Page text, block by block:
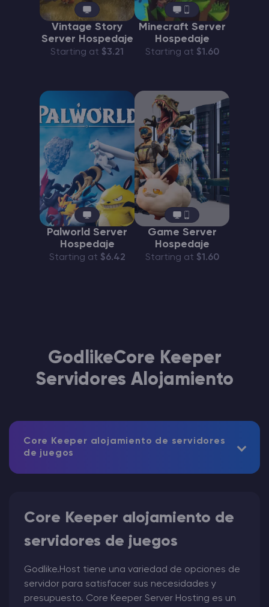
Vintage Story
Server Hospedaje
Starting at $3.21
Minecraft Server
Hospedaje
Starting at $1.60
Palworld Server
Hospedaje
Starting at $6.42
Game Server
Hospedaje
Starting at $1.60
GodlikeCore Keeper
Servidores Alojamiento
Core Keeper alojamiento de servidores
de juegos
Core Keeper alojamiento de
servidores de juegos
Godlike.Host tiene una variedad de opciones de
servidor para satisfacer sus necesidades y
presupuesto. Core Keeper Server Hosting es un